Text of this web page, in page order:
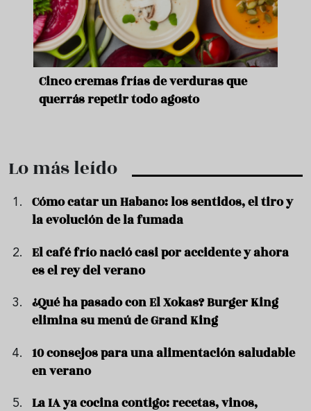
Cinco cremas frías de verduras que
querrás repetir todo agosto
Lo más leído
Cómo catar un Habano: los sentidos, el tiro y
la evolución de la fumada
El café frío nació casi por accidente y ahora
es el rey del verano
¿Qué ha pasado con El Xokas? Burger King
elimina su menú de Grand King
10 consejos para una alimentación saludable
en verano
La IA ya cocina contigo: recetas, vinos,